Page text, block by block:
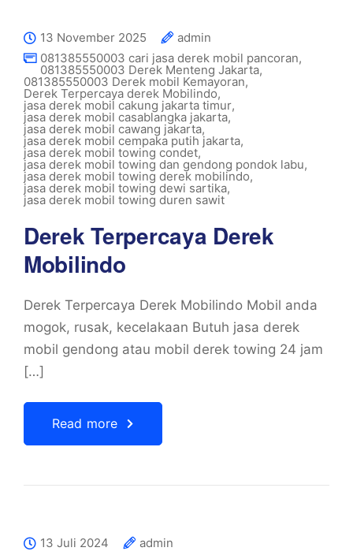
13 November 2025
admin
081385550003 cari jasa derek mobil pancoran,
081385550003 Derek Menteng Jakarta,
081385550003 Derek mobil Kemayoran,
Derek Terpercaya derek Mobilindo,
jasa derek mobil cakung jakarta timur,
jasa derek mobil casablangka jakarta,
jasa derek mobil cawang jakarta,
jasa derek mobil cempaka putih jakarta,
jasa derek mobil towing condet,
jasa derek mobil towing dan gendong pondok labu,
jasa derek mobil towing derek mobilindo,
jasa derek mobil towing dewi sartika,
jasa derek mobil towing duren sawit
Derek Terpercaya Derek
Mobilindo
Derek Terpercaya Derek Mobilindo Mobil anda
mogok, rusak, kecelakaan Butuh jasa derek
mobil gendong atau mobil derek towing 24 jam
[…]
Read more
13 Juli 2024
admin